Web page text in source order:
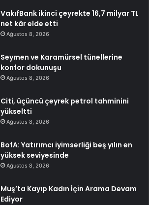
VakıfBank ikinci çeyrekte 16,7 milyar TL
net kâr elde etti
Ağustos 8, 2026
Seymen ve Karamürsel tünellerine
konfor dokunuşu
Ağustos 8, 2026
Citi, üçüncü çeyrek petrol tahminini
yükseltti
Ağustos 8, 2026
BofA: Yatırımcı iyimserliği beş yılın en
yüksek seviyesinde
Ağustos 8, 2026
Muş’ta Kayıp Kadın İçin Arama Devam
Ediyor